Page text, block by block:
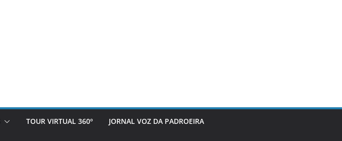
TOUR VIRTUAL 360º JORNAL VOZ DA PADROEIRA